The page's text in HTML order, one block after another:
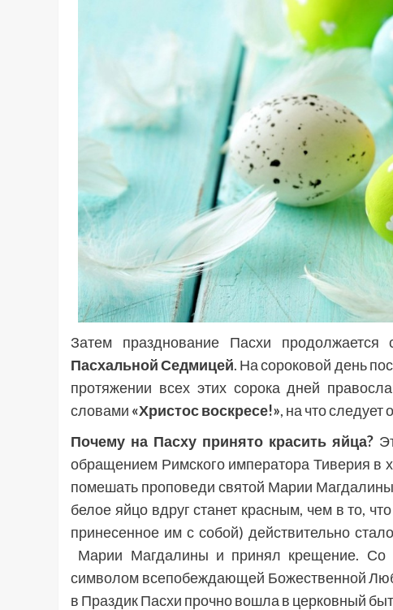
Затем празднование Пасхи
Пасхальной Седмицей. На сороковой день
протяжении всех этих сорока дней
словами «Христос воскресе!», на что следует
Почему на Пасху принято красить яйца?
обращением Римского императора Тиверия в
помешать проповеди святой Марии
белое яйцо вдруг станет красным, чем в то, что
принесенное им с собой) действительно
Марии Магдалины и принял крещение. Со
символом всепобеждающей Божественной
в Праздик Пасхи прочно вошла в церковный